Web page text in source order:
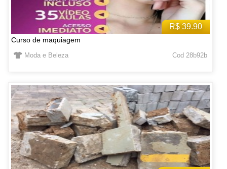
R$ 39.90
Curso de maquiagem
Moda e Beleza Cod 28b92b